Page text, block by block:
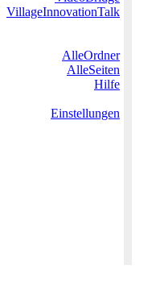
VillageInnovationTalk
AlleOrdner
AlleSeiten
Hilfe
Einstellungen